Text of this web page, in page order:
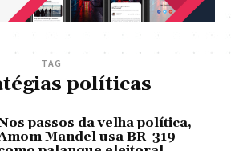
TAG
políticas
passos da velha política,
Mandel usa BR-319